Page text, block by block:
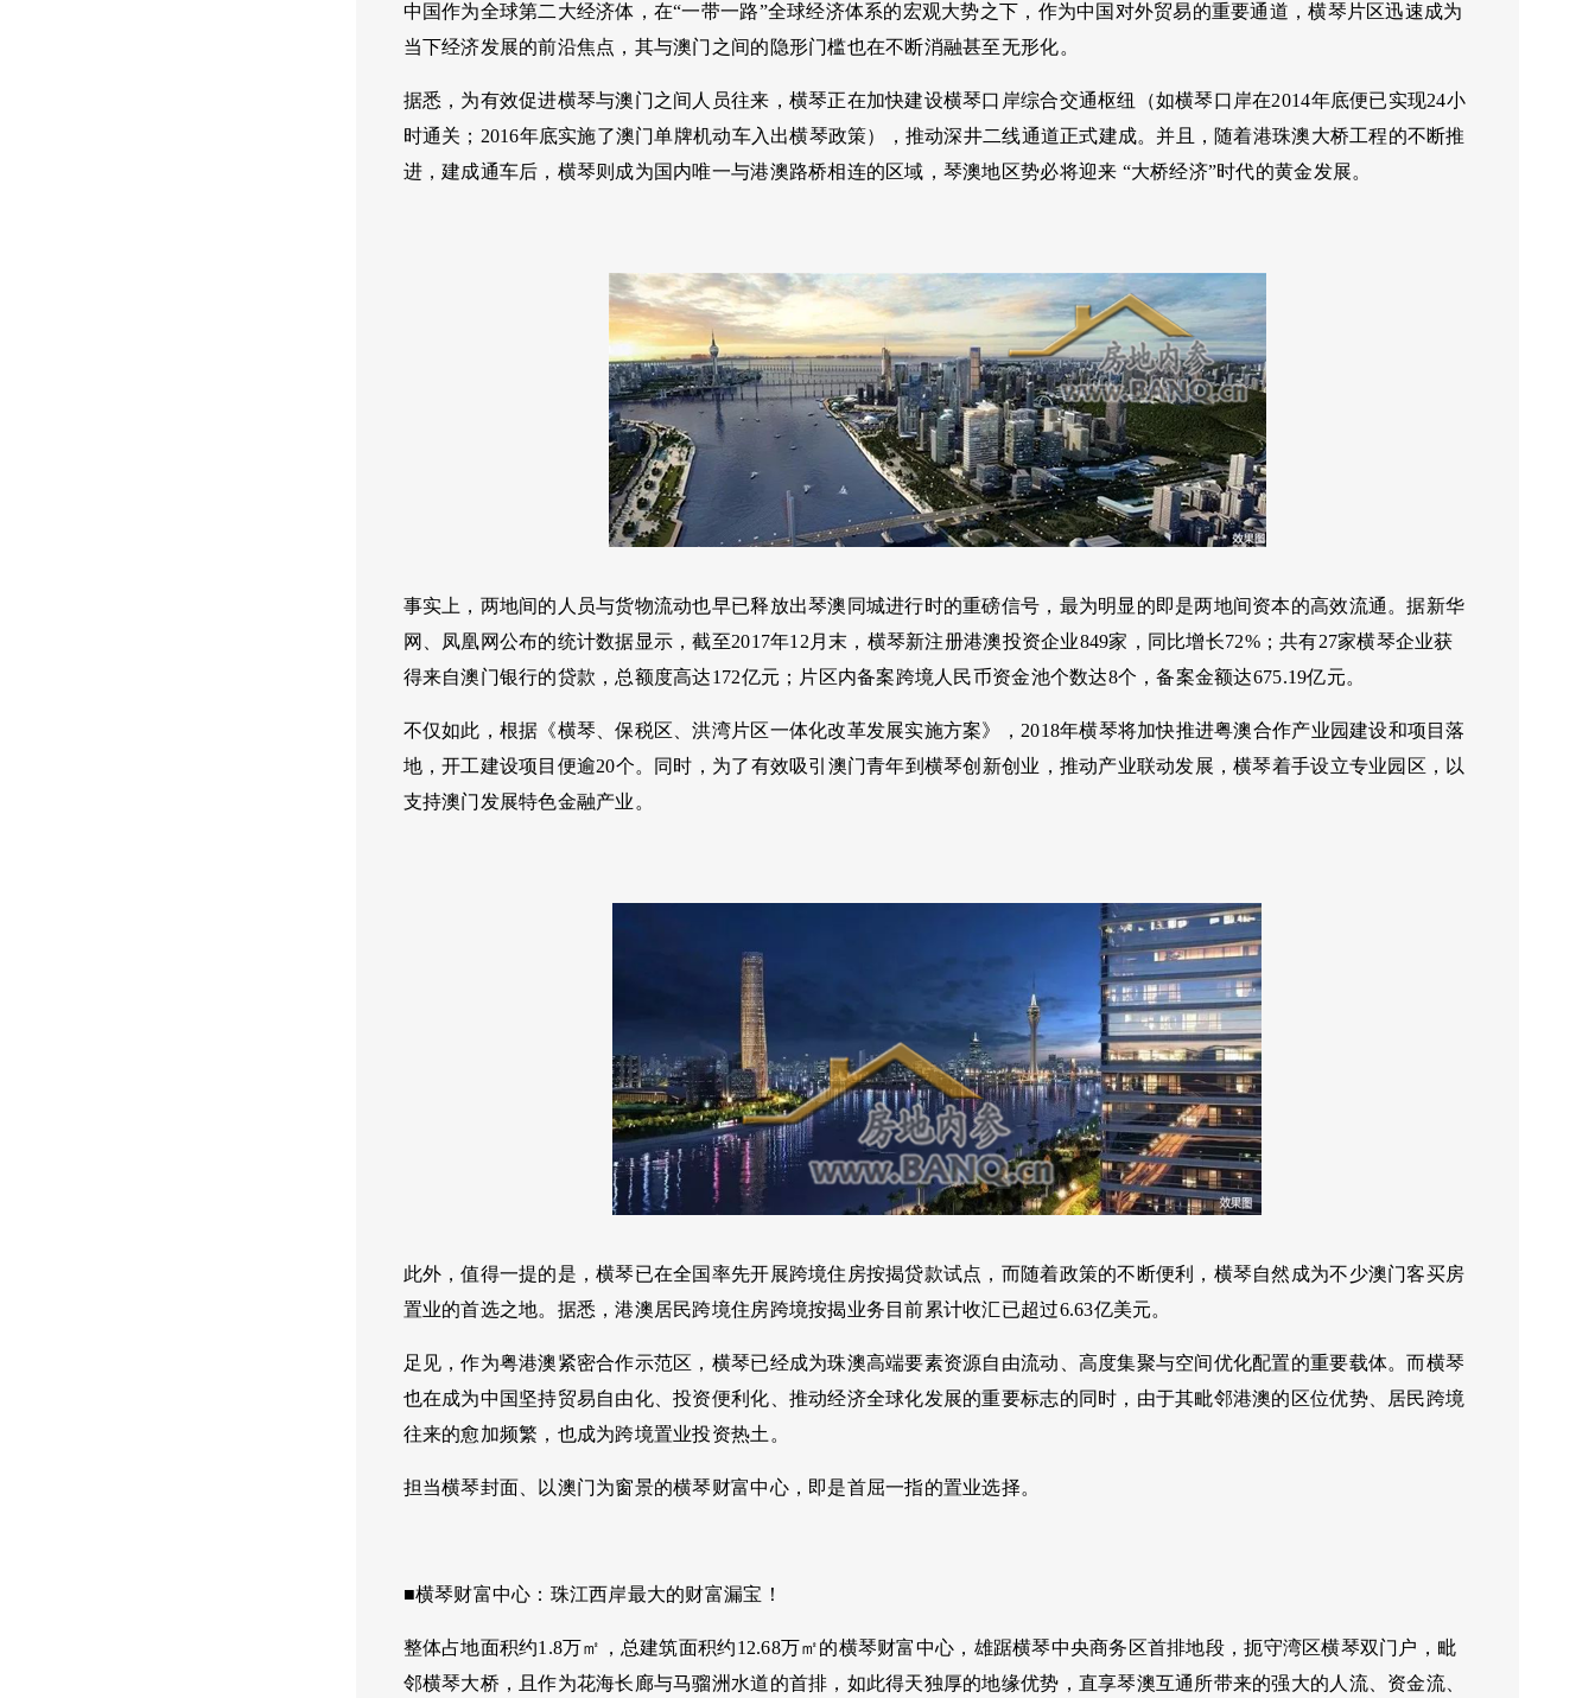
中国作为全球第二大经济体，在“一带一路”全球经济体系的宏观大势之下，作为中国对外贸易的重要通道，横琴片区迅速成为
当下经济发展的前沿焦点，其与澳门之间的隐形门槛也在不断消融甚至无形化。
据悉，为有效促进横琴与澳门之间人员往来，横琴正在加快建设横琴口岸综合交通枢纽（如横琴口岸在2014年底便已实现24小
时通关；2016年底实施了澳门单牌机动车入出横琴政策），推动深井二线通道正式建成。并且，随着港珠澳大桥工程的不断推
进，建成通车后，横琴则成为国内唯一与港澳路桥相连的区域，琴澳地区势必将迎来 “大桥经济”时代的黄金发展。
事实上，两地间的人员与货物流动也早已释放出琴澳同城进行时的重磅信号，最为明显的即是两地间资本的高效流通。据新华
网、凤凰网公布的统计数据显示，截至2017年12月末，横琴新注册港澳投资企业849家，同比增长72%；共有27家横琴企业获
得来自澳门银行的贷款，总额度高达172亿元；片区内备案跨境人民币资金池个数达8个，备案金额达675.19亿元。
不仅如此，根据《横琴、保税区、洪湾片区一体化改革发展实施方案》，2018年横琴将加快推进粤澳合作产业园建设和项目落
地，开工建设项目便逾20个。同时，为了有效吸引澳门青年到横琴创新创业，推动产业联动发展，横琴着手设立专业园区，以
支持澳门发展特色金融产业。
此外，值得一提的是，横琴已在全国率先开展跨境住房按揭贷款试点，而随着政策的不断便利，横琴自然成为不少澳门客买房
置业的首选之地。据悉，港澳居民跨境住房跨境按揭业务目前累计收汇已超过6.63亿美元。
足见，作为粤港澳紧密合作示范区，横琴已经成为珠澳高端要素资源自由流动、高度集聚与空间优化配置的重要载体。而横琴
也在成为中国坚持贸易自由化、投资便利化、推动经济全球化发展的重要标志的同时，由于其毗邻港澳的区位优势、居民跨境
往来的愈加频繁，也成为跨境置业投资热土。
担当横琴封面、以澳门为窗景的横琴财富中心，即是首屈一指的置业选择。
■横琴财富中心：珠江西岸最大的财富漏宝！
整体占地面积约1.8万㎡，总建筑面积约12.68万㎡的横琴财富中心，雄踞横琴中央商务区首排地段，扼守湾区横琴双门户，毗
邻横琴大桥，且作为花海长廊与马骝洲水道的首排，如此得天独厚的地缘优势，直享琴澳互通所带来的强大的人流、资金流、